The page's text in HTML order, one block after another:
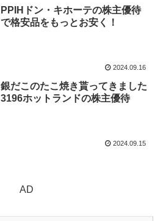
PPIHドン・キホーテの株主優待
で格安品をもっとお安く！
2024.09.16
銀だこのたこ焼き貰ってきました
3196ホットランドの株主優待
2024.09.15
AD